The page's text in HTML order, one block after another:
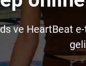
ve HeartBeat